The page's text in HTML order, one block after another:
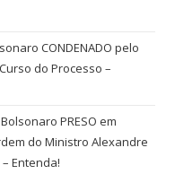
CONDENADO pelo
do Processo –
Bolsonaro PRESO em
do Ministro Alexandre
Entenda!